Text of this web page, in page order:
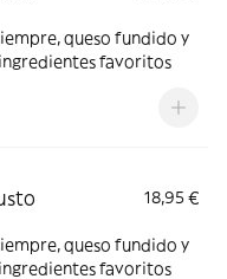
queso fundido y
favoritos
18,95 €
queso fundido y
favoritos